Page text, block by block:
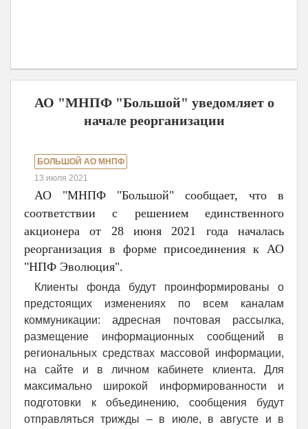
АО "МНПФ "Большой" уведомляет о
начале реорганизации
БОЛЬШОЙ АО МНПФ
13 июля 2021
АО "МНПФ "Большой" сообщает, что в
соответствии с решением единственного
акционера от 28 июня 2021 года началась
реорганизация в форме присоединения к АО
"НПФ Эволюция".
Клиенты фонда будут проинформированы о
предстоящих изменениях по всем каналам
коммуникации: адресная почтовая рассылка,
размещение информационных сообщений в
региональных средствах массовой информации,
на сайте и в личном кабинете клиента. Для
максимально широкой информированности и
подготовки к объединению, сообщения будут
отправляться трижды – в июле, в августе и в